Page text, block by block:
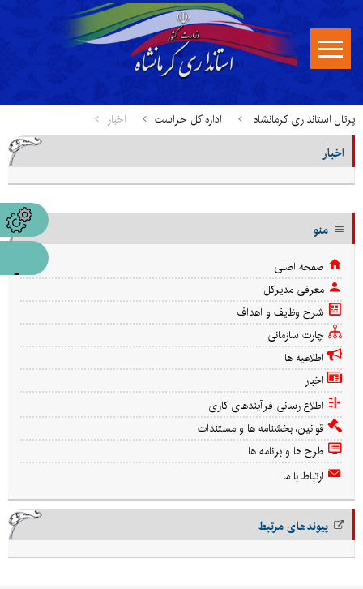
پرتال استانداری کرمانشاه اداره کل حراست اخبار
اخبار
منو
صفحه اصلی
معرفی مدیرکل
شرح وظایف و اهداف
چارت سازمانی
اطلاعیه ها
اخبار
اطلاع رسانی فرآیندهای کاری
قوانین، بخشنامه ها و مستندات
طرح ها و برنامه ها
ارتباط با ما
پیوندهای مرتبط